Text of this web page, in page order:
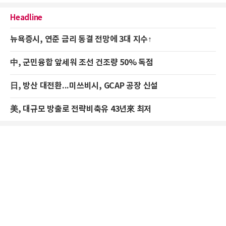
Headline
뉴욕증시, 연준 금리 동결 전망에 3대 지수↑
中, 군민융합 앞세워 조선 건조량 50% 독점
日, 방산 대전환...미쓰비시, GCAP 공장 신설
美, 대규모 방출로 전략비축유 43년來 최저